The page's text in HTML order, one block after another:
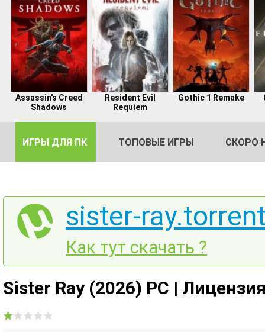
Assassin's Creed
Shadows
Resident Evil
Requiem
Gothic 1 Remake
ИГРЫ ДЛЯ ПК ТОПОВЫЕ ИГРЫ СКОРО
sister-
Как тут скачать ?
Sister Ray (2026) PC |